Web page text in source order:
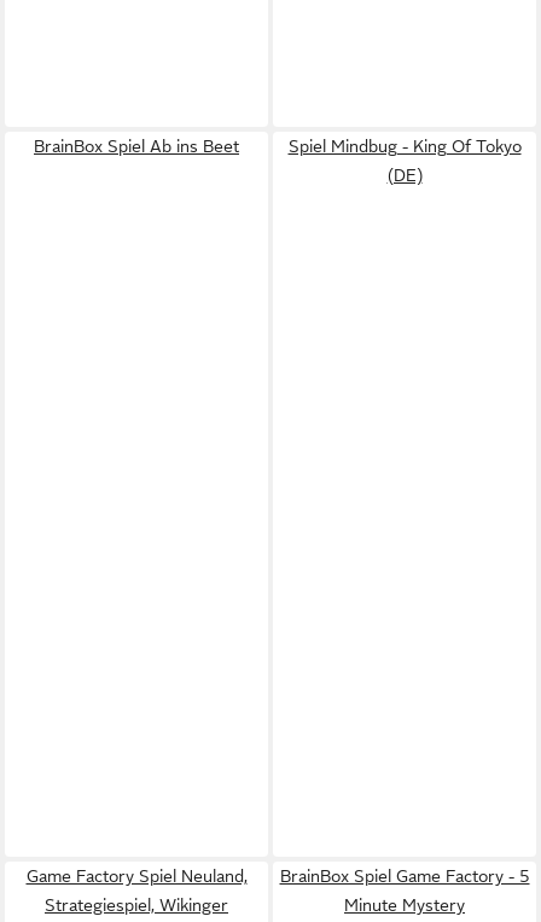
BrainBox Spiel Ab ins Beet
Spiel Mindbug - King Of Tokyo
(DE)
Game Factory Spiel Neuland,
Strategiespiel, Wikinger
BrainBox Spiel Game Factory - 5
Minute Mystery